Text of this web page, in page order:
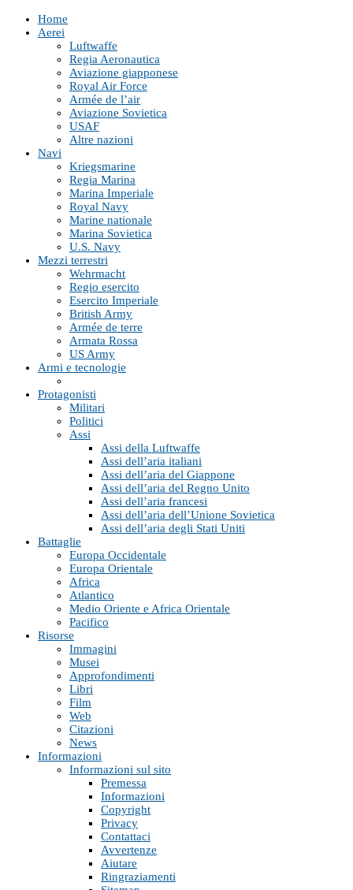
Home
Aerei
Luftwaffe
Regia Aeronautica
Aviazione giapponese
Royal Air Force
Armée de l’air
Aviazione Sovietica
USAF
Altre nazioni
Navi
Kriegsmarine
Regia Marina
Marina Imperiale
Royal Navy
Marine nationale
Marina Sovietica
U.S. Navy
Mezzi terrestri
Wehrmacht
Regio esercito
Esercito Imperiale
British Army
Armée de terre
Armata Rossa
US Army
Armi e tecnologie
Protagonisti
Militari
Politici
Assi
Assi della Luftwaffe
Assi dell’aria italiani
Assi dell’aria del Giappone
Assi dell’aria del Regno Unito
Assi dell’aria francesi
Assi dell’aria dell’Unione Sovietica
Assi dell’aria degli Stati Uniti
Battaglie
Europa Occidentale
Europa Orientale
Africa
Atlantico
Medio Oriente e Africa Orientale
Pacifico
Risorse
Immagini
Musei
Approfondimenti
Libri
Film
Web
Citazioni
News
Informazioni
Informazioni sul sito
Premessa
Informazioni
Copyright
Privacy
Contattaci
Avvertenze
Aiutare
Ringraziamenti